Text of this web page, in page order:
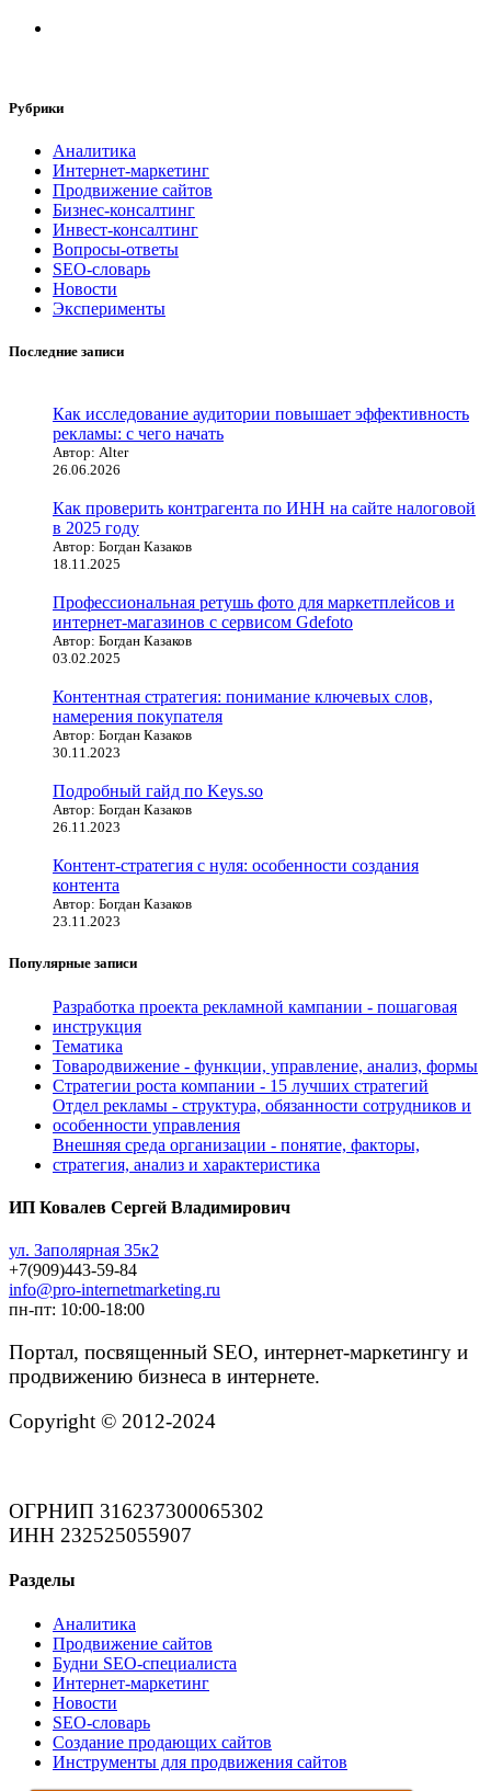
Рубрики
Аналитика
Интернет-маркетинг
Продвижение сайтов
Бизнес-консалтинг
Инвест-консалтинг
Вопросы-ответы
SEO-словарь
Новости
Эксперименты
Последние записи
Как исследование аудитории повышает эффективность
рекламы: с чего начать
Автор: Alter
26.06.2026
Как проверить контрагента по ИНН на сайте налоговой
в 2025 году
Автор: Богдан Казаков
18.11.2025
Профессиональная ретушь фото для маркетплейсов и
интернет-магазинов с сервисом Gdefoto
Автор: Богдан Казаков
03.02.2025
Контентная стратегия: понимание ключевых слов,
намерения покупателя
Автор: Богдан Казаков
30.11.2023
Подробный гайд по Keys.so
Автор: Богдан Казаков
26.11.2023
Контент-стратегия с нуля: особенности создания
контента
Автор: Богдан Казаков
23.11.2023
Популярные записи
Разработка проекта рекламной кампании - пошаговая
инструкция
Тематика
Товародвижение - функции, управление, анализ, формы
Стратегии роста компании - 15 лучших стратегий
Отдел рекламы - структура, обязанности сотрудников и
особенности управления
Внешняя среда организации - понятие, факторы,
стратегия, анализ и характеристика
ИП Ковалев Сергей Владимирович
ул. Заполярная 35к2
+7(909)443-59-84
info@pro-internetmarketing.ru
пн-пт: 10:00-18:00
Портал, посвященный SEO, интернет-маркетингу и
продвижению бизнеса в интернете.
Copyright © 2012-2024
ОГРНИП 316237300065302
ИНН 232525055907
Разделы
Аналитика
Продвижение сайтов
Будни SEO-специалиста
Интернет-маркетинг
Новости
SEO-словарь
Создание продающих сайтов
Инструменты для продвижения сайтов